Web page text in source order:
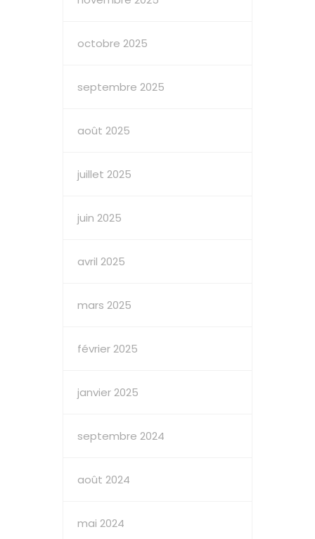
octobre 2025
septembre 2025
août 2025
juillet 2025
juin 2025
avril 2025
mars 2025
février 2025
janvier 2025
septembre 2024
août 2024
mai 2024